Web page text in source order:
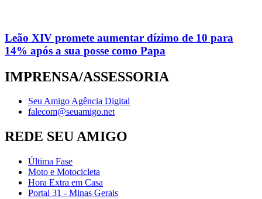
Leão XIV promete aumentar dízimo de 10 para
14% após a sua posse como Papa
IMPRENSA/ASSESSORIA
Seu Amigo Agência Digital
falecom@seuamigo.net
REDE SEU AMIGO
Última Fase
Moto e Motocicleta
Hora Extra em Casa
Portal 31 - Minas Gerais